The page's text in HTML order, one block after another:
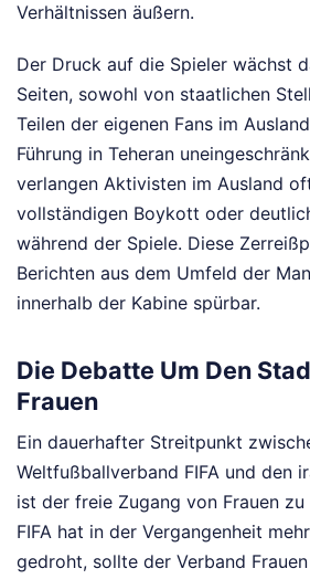
Verhältnissen äußern.
Der Druck auf die Spieler wächst
Seiten, sowohl von staatlichen
Teilen der eigenen Fans im
Führung in Teheran
verlangen Aktivisten im Ausland
vollständigen Boykott oder
während der Spiele. Diese
Berichten aus dem Umfeld der
innerhalb der Kabine spürbar.
Die Debatte Um Den
Frauen
Ein dauerhafter Streitpunkt
Weltfußballverband FIFA und den
ist der freie Zugang von Frauen
FIFA hat in der Vergangenheit
gedroht, sollte der Verband